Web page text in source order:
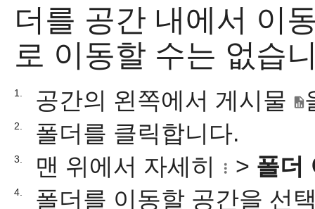
더를 공간 내에서 이
로 이동할 수는 없습
1. 공간의 왼쪽에서 게시물
2. 폴더를 클릭합니다.
3. 맨 위에서 자세히 > 폴더
4. 폴더를 이동할 공간을 선